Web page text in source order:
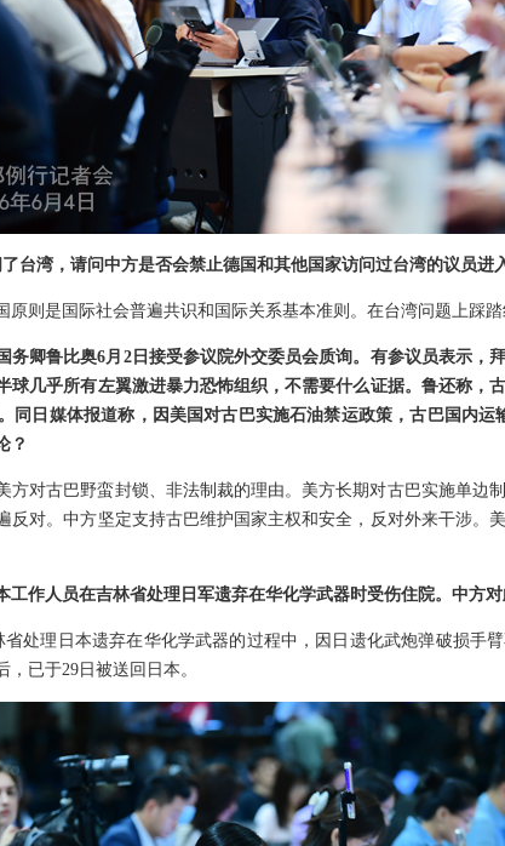
台湾，请问中方是否会禁止德国和其他国家访问过台湾的议员进
原则是国际社会普遍共识和国际关系基本准则。在台湾问题上踩
务卿鲁比奥6月2日接受参议院外交委员会质询。有参议员表示，
球几乎所有左翼激进暴力恐怖组织，不需要什么证据。鲁还称，
同日媒体报道称，因美国对古巴实施石油禁运政策，古巴国内运
？
方对古巴野蛮封锁、非法制裁的理由。美方长期对古巴实施单边
反对。中方坚定支持古巴维护国家主权和安全，反对外来干涉。
工作人员在吉林省处理日军遗弃在华化学武器时受伤住院。中方
处理日本遗弃在华化学武器的过程中，因日遗化武炮弹破损手
已于29日被送回日本。